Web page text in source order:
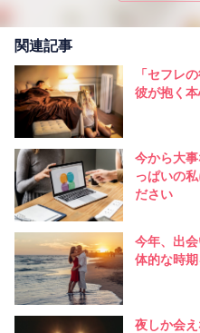
関連記事
「セフレ
彼が抱く本
今から大
っぱいの
ださい
今年、出
体的な時
夜しか会